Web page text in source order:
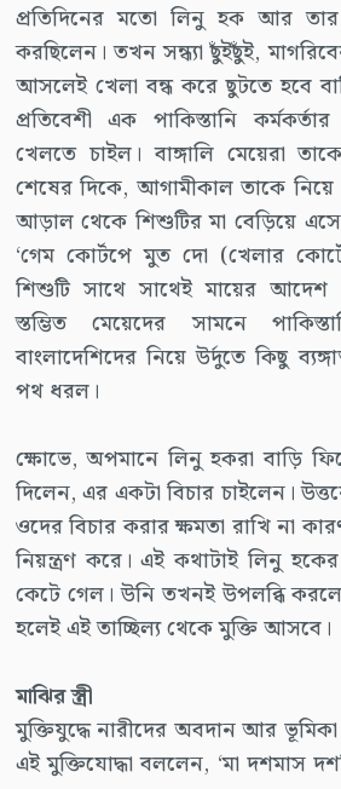
প্রতিদিনের মতো লিনু হক আর তার
করছিলেন। তখন সন্ধ্যা ছুঁইছুঁই,
আসলেই খেলা বন্ধ করে ছুটতে হবে
প্রতিবেশী এক পাকিস্তানি
খেলতে চাইল। বাঙ্গালি মেয়েরা
শেষের দিকে, আগামীকাল তাকে
আড়াল থেকে শিশুটির মা বেড়িয়ে
‘গেম কোর্টপে মুত দো (খেলার
শিশুটি সাথে সাথেই মায়ের
স্তম্ভিত মেয়েদের সামনে
বাংলাদেশিদের নিয়ে উর্দুতে কিছু
পথ ধরল।
ক্ষোভে, অপমানে লিনু হকরা বাড়ি
দিলেন, এর একটা বিচার চাইলেন।
ওদের বিচার করার ক্ষমতা রাখি না
নিয়ন্ত্রণ করে। এই কথাটাই লিনু
কেটে গেল। উনি তখনই উপলব্ধি
হলেই এই তাচ্ছিল্য থেকে মুক্তি আসবে।
মাঝির স্ত্রী
মুক্তিযুদ্ধে নারীদের অবদান আর
এই মুক্তিযোদ্ধা বললেন, ‘মা দশমাস